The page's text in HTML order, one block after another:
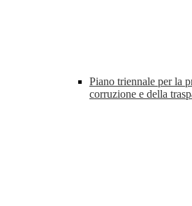
Piano triennale per la
corruzione e della